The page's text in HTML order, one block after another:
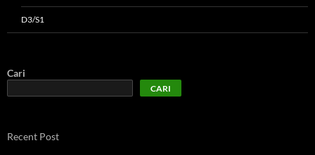
D3/S1
Cari
CARI
Recent Post